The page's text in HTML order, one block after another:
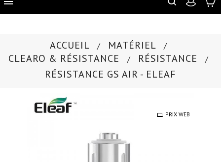
ACCUEIL
MATÉRIEL
CLEARO & RÉSISTANCE
RÉSISTANCE
RÉSISTANCE GS AIR - ELEAF
PRIX WEB